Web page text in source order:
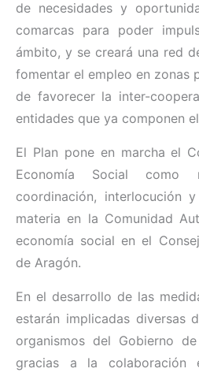
de necesidades y
comarcas para poder
ámbito, y se creará una red
fomentar el empleo en zonas
de favorecer la inter-
entidades que ya componen
El Plan pone en marcha el
Economía Social como
coordinación, interlocución
materia en la Comunidad
economía social en el
de Aragón.
En el desarrollo de las
estarán implicadas diversas
organismos del Gobierno
gracias a la colaboración